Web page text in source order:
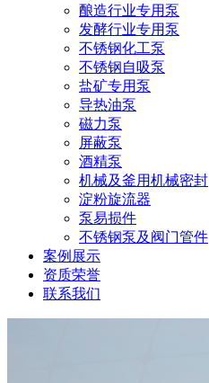
酿造行业专用泵
发酵行业专用泵
不锈钢化工泵
不锈钢自吸泵
盐矿专用泵
导热油泵
磁力泵
屏蔽泵
酒精泵
机械及釜用机械密封
淀粉旋流器
泵易损件
不锈钢泵及阀门管件
案例展示
资质荣誉
联系我们